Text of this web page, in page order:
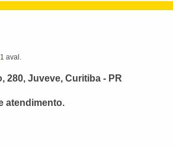
1 aval.
280, Juveve, Curitiba - PR
atendimento.